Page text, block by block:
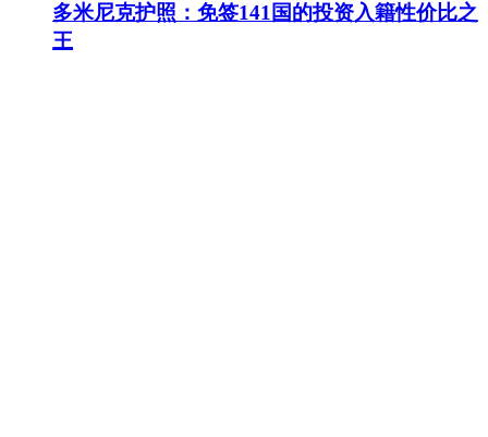
多米尼克护照：免签141国的投资入籍性价比之
王